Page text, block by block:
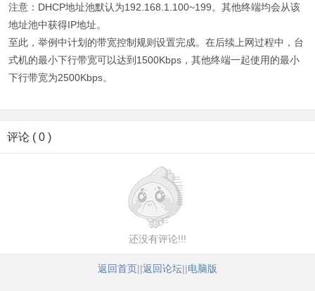
注意：DHCP地址池默认为192.168.1.100~199。其他终端均会从该
地址池中获得IP地址。
至此，举例中计划的带宽控制规则设置完成。在后续上网过程中，台
式机的最小下行带宽可以达到1500Kbps，其他终端一起使用的最小
下行带宽为2500Kbps。
评论 ( 0 )
还没有评论!!!
返回首页||返回论坛||电脑版